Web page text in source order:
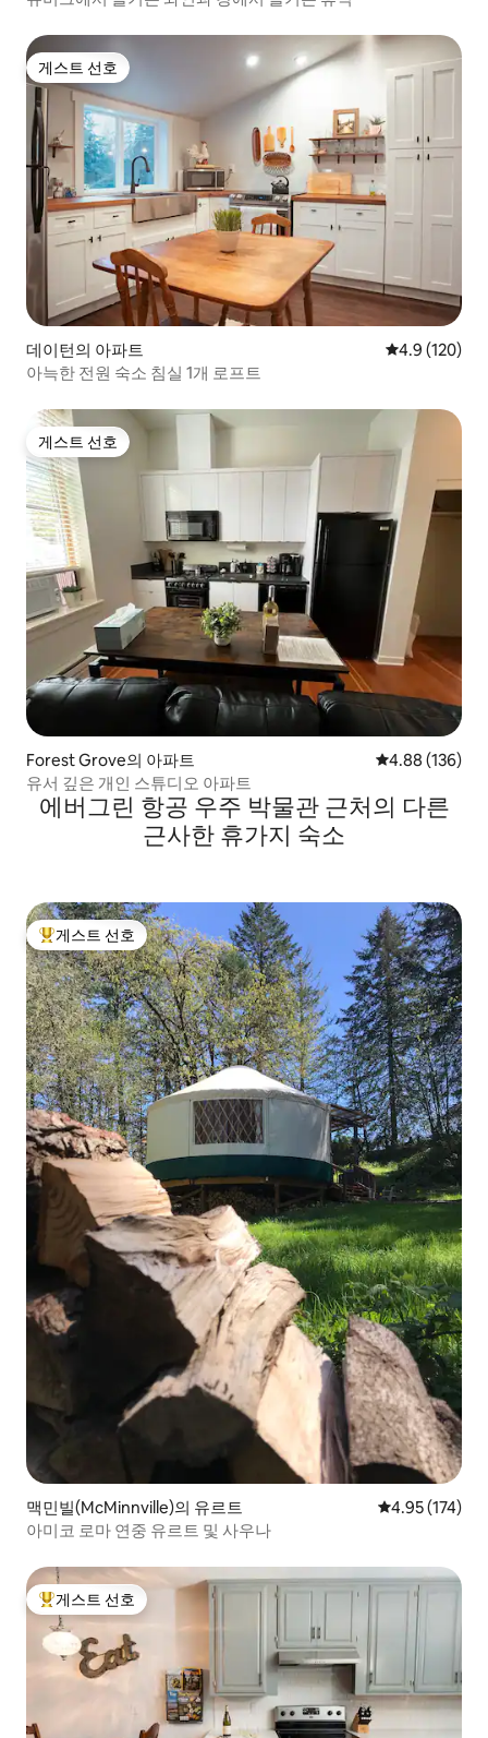
게스트 선호
게스트 선호
데이턴의 아파트 평점 4.9점(5
4.9 (120)
아늑한 전원 숙소 침실 1개 로프트
게스트 선호
게스트 선호
Forest Grove의 아파트 평점 4.88점(5
4.88 (136)
유서 깊은 개인 스튜디오 아파트
에버그린 항공 우주 박물관 근처의 다른
근사한 휴가지 숙소
상위 게스트 선호
게스트 선호
맥민빌(McMinnville)의 유르트 평점 4.95점(5
4.95 (174)
아미코 로마 연중 유르트 및 사우나
상위 게스트 선호
게스트 선호